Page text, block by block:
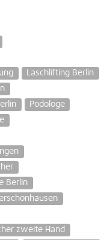
Laschlifting Berlin
Podologe
Berlin
zweite Hand